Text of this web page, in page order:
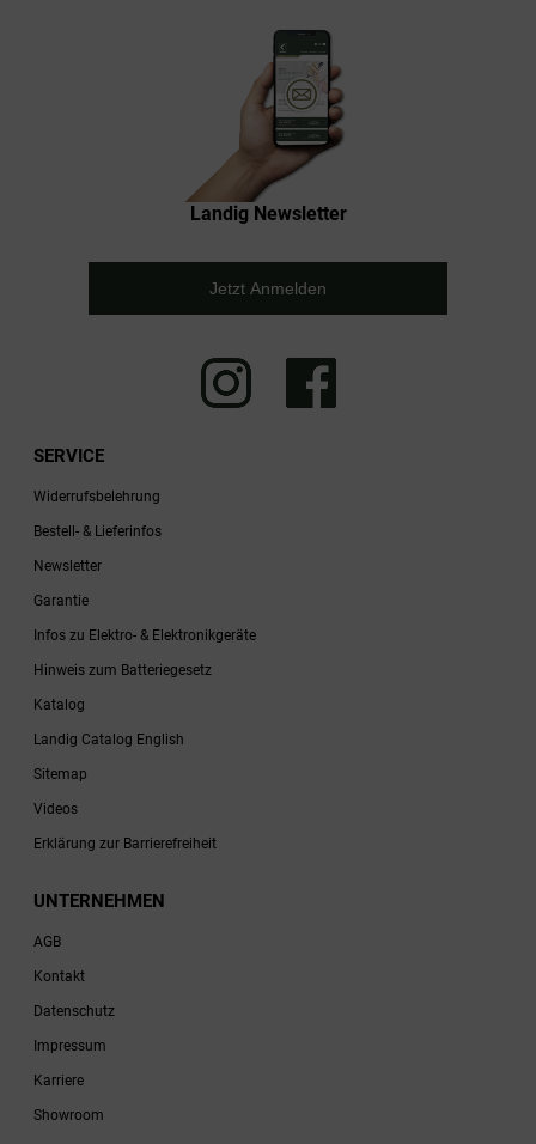
Landig Newsletter
Jetzt Anmelden
SERVICE
Widerrufsbelehrung
Bestell- & Lieferinfos
Newsletter
Garantie
Infos zu Elektro- & Elektronikgeräte
Hinweis zum Batteriegesetz
Katalog
Landig Catalog English
Sitemap
Videos
Erklärung zur Barrierefreiheit
UNTERNEHMEN
AGB
Kontakt
Datenschutz
Impressum
Karriere
Showroom